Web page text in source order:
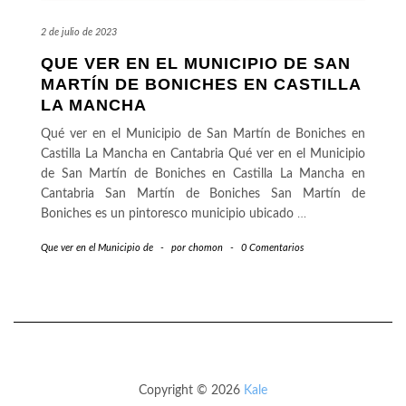
2 de julio de 2023
QUE VER EN EL MUNICIPIO DE SAN
MARTÍN DE BONICHES EN CASTILLA
LA MANCHA
Qué ver en el Municipio de San Martín de Boniches en
Castilla La Mancha en Cantabria Qué ver en el Municipio
de San Martín de Boniches en Castilla La Mancha en
Cantabria San Martín de Boniches San Martín de
Boniches es un pintoresco municipio ubicado …
Que ver en el Municipio de - por chomon - 0 Comentarios
Copyright © 2026 Kale